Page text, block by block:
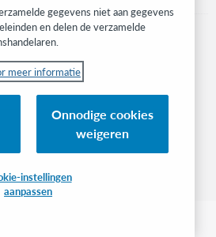
en cookie-instellingen Privacybeleid
gegevens niet aan gegevens
en delen de verzamelde
meer informatie
Onnodige cookies
weigeren
instellingen
aanpassen